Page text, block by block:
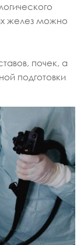
желез можно
почек, а
подготовки